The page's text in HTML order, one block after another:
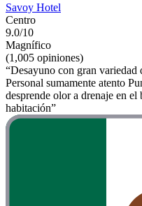
Savoy Hotel
Centro
9.0/10
Magnífico
(1,005 opiniones)
“Desayuno con gran
Personal sumamente atento
desprende olor a drenaje en
habitación”